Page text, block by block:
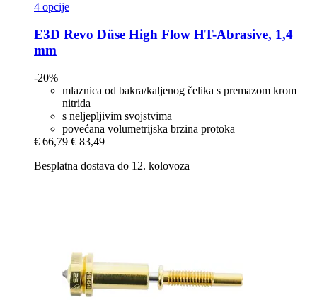
4 opcije
E3D Revo Düse High Flow HT-​Abrasive, 1,4
mm
-20%
mlaznica od bakra/kaljenog čelika s premazom krom
nitrida
s neljepljivim svojstvima
povećana volumetrijska brzina protoka
€ 66,79 € 83,49
Besplatna dostava do 12. kolovoza